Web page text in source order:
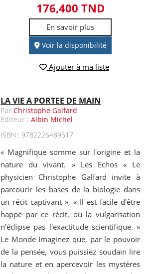
176,400 TND
En savoir plus
Voir la disponibilité
Ajouter à ma liste
LA VIE A PORTEE DE MAIN
ParChristophe Galfard
Editeur :Albin Michel
ISBN : 9782226489517
« Magnifique somme sur l'origine et la
nature du vivant. » Les Echos « Le
physicien Christophe Galfard invite à
parcourir les bases de la biologie dans
un récit captivant », « Il est facile d'être
happé par ce récit, où la vulgarisation
n'éclipse pas l'exactitude scientifique. »
Le Monde Imaginez que, par le pouvoir
de la pensée, vous puissiez soudain lire
la nature et en apercevoir les mystères